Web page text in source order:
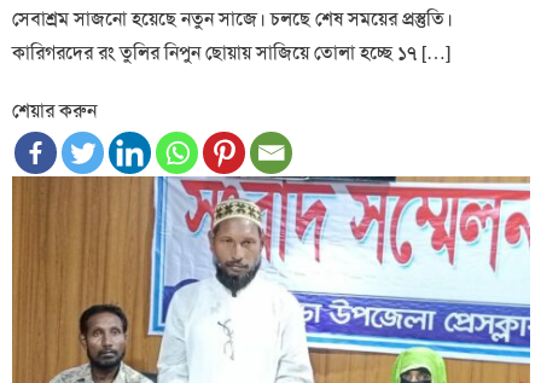
সেবাশ্রম সাজনো হয়েছে নতুন সাজে। চলছে শেষ সময়ের প্রস্তুতি।
কারিগরদের রং তুলির নিপুন ছোয়ায় সাজিয়ে তোলা হচ্ছে ১৭ […]
শেয়ার করুন